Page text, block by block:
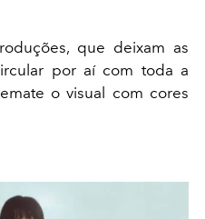
que deixam as
por aí com toda a
o visual com cores